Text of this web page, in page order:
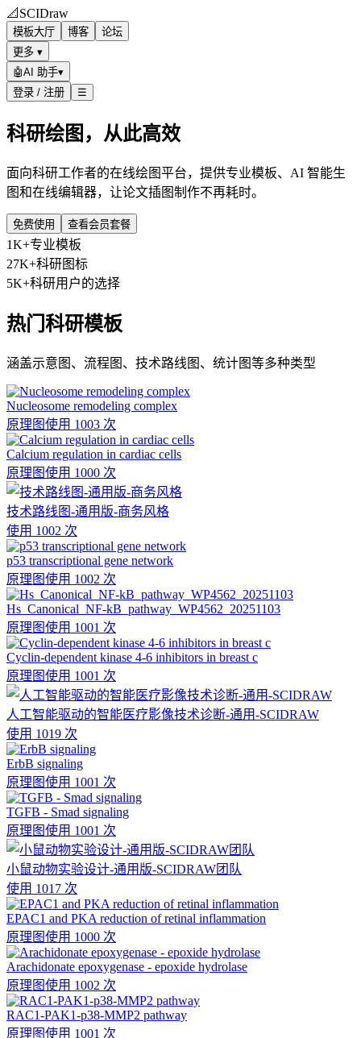
📐 SCIDraw
模板大厅 博客
论坛
更多 ▾
🤖AI 助手▾
登录 / 注册
☰
科研绘图，从此高效
面向科研工作者的在线绘图平台，提供专业模板、AI 智能生
图和在线编辑器，让论文插图制作不再耗时。
免费使用 查看会员套餐
1K+专业模板
27K+科研图标
5K+科研用户的选择
热门科研模板
涵盖示意图、流程图、技术路线图、统计图等多种类型
Nucleosome remodeling complex
原理图使用 1003 次
Calcium regulation in cardiac cells
原理图使用 1000 次
技术路线图-通用版-商务风格
使用 1002 次
p53 transcriptional gene network
原理图使用 1002 次
Hs_Canonical_NF-kB_pathway_WP4562_20251103
原理图使用 1001 次
Cyclin-dependent kinase 4-6 inhibitors in breast c
原理图使用 1001 次
人工智能驱动的智能医疗影像技术诊断-通用-SCIDRAW
使用 1019 次
ErbB signaling
原理图使用 1001 次
TGFB - Smad signaling
原理图使用 1001 次
小鼠动物实验设计-通用版-SCIDRAW团队
使用 1017 次
EPAC1 and PKA reduction of retinal inflammation
原理图使用 1000 次
Arachidonate epoxygenase - epoxide hydrolase
原理图使用 1002 次
RAC1-PAK1-p38-MMP2 pathway
原理图使用 1001 次